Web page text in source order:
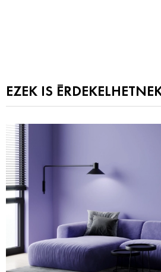
EZEK IS